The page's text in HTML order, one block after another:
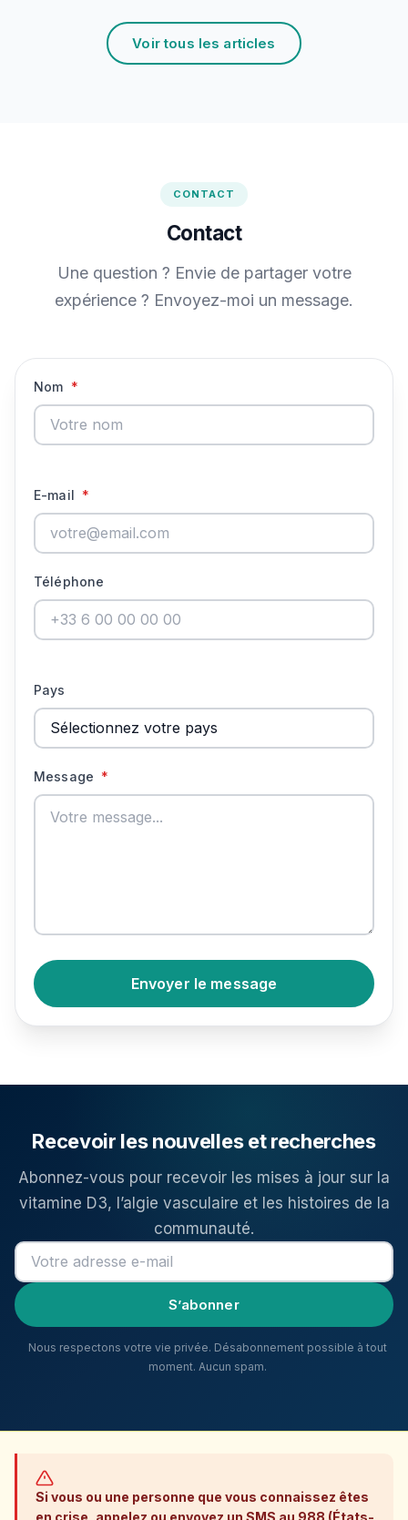
Voir tous les articles
CONTACT
Contact
Une question ? Envie de partager votre
expérience ? Envoyez-moi un message.
Nom *
E-mail *
Téléphone
Pays
Message *
Envoyer le message
Recevoir les nouvelles et recherches
Abonnez-vous pour recevoir les mises à jour sur la
vitamine D3, l’algie vasculaire et les histoires de la
communauté.
Adresse e-mail
S’abonner
Nous respectons votre vie privée. Désabonnement possible à tout
moment. Aucun spam.
Si vous ou une personne que vous connaissez êtes
en crise, appelez ou envoyez un SMS au 988 (États-